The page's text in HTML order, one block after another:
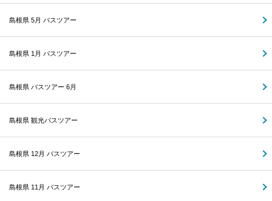
島根県 5月 バスツアー
島根県 1月 バスツアー
島根県 バスツアー 6月
島根県 観光バスツアー
島根県 12月 バスツアー
島根県 11月 バスツアー